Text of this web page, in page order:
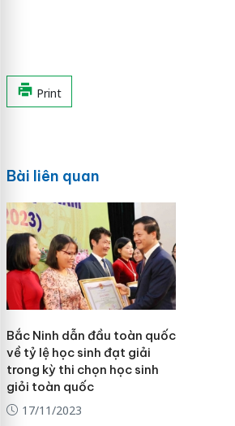
Print
Bài liên quan
Bắc Ninh dẫn đầu toàn quốc
về tỷ lệ học sinh đạt giải
trong kỳ thi chọn học sinh
giỏi toàn quốc
17/11/2023